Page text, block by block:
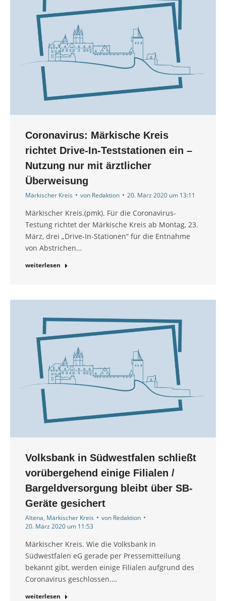
Coronavirus: Märkische Kreis
richtet Drive-In-Teststationen ein –
Nutzung nur mit ärztlicher
Überweisung
Märkischer Kreis von Redaktion 20. März 2020 um 13:11
Märkischer Kreis.(pmk). Für die Coronavirus-
Testung richtet der Märkische Kreis ab Montag, 23.
März, drei „Drive-In-Stationen“ für die Entnahme
von Abstrichen…
weiterlesen
Volksbank in Südwestfalen schließt
vorübergehend einige Filialen /
Bargeldversorgung bleibt über SB-
Geräte gesichert
Altena, Märkischer Kreis von Redaktion
20. März 2020 um 11:53
Märkischer Kreis. Wie die Volksbank in
Südwestfalen eG gerade per Pressemitteilung
bekannt gibt, werden einige Filialen aufgrund des
Coronavirus geschlossen.…
weiterlesen